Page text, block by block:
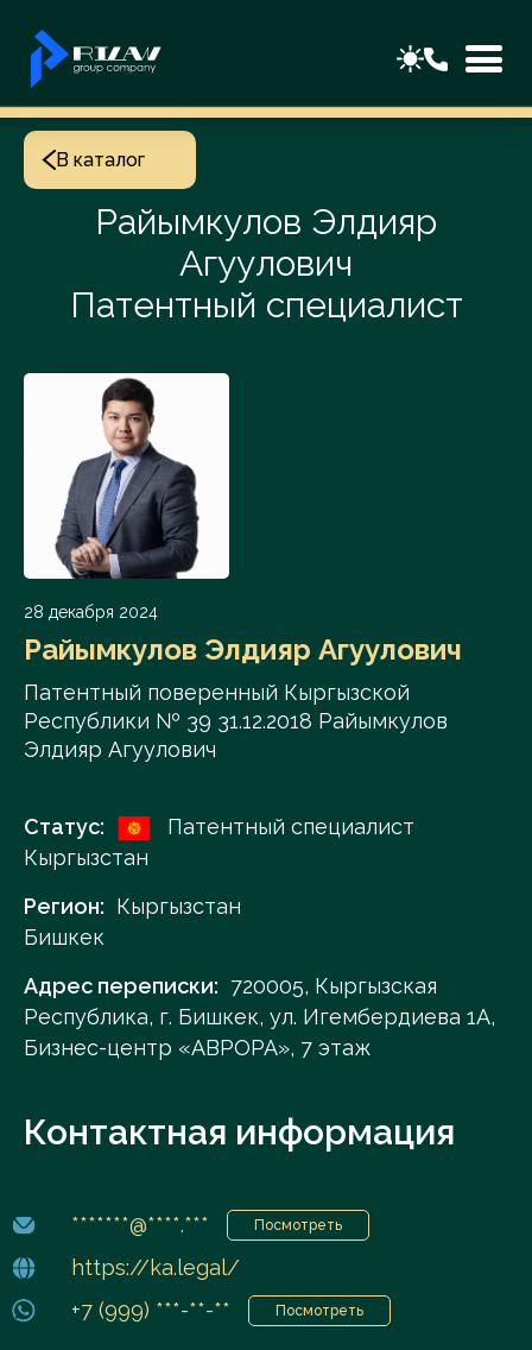
В каталог
Райымкулов Элдияр
Агуулович
Патентный специалист
28 декабря 2024
Райымкулов Элдияр Агуулович
Патентный поверенный Кыргызской
Республики № 39 31.12.2018 Райымкулов
Элдияр Агуулович
Статус:
Патентный специалист
Кыргызстан
Регион: Кыргызстан
Бишкек
Адрес переписки: 720005, Кыргызская
Республика, г. Бишкек, ул. Игембердиева 1А,
Бизнес-центр «АВРОРА», 7 этаж
Контактная информация
*******@****.*** Посмотреть
https://ka.legal/
+7 (999) ***-**-**
Посмотреть